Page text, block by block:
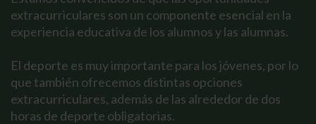
extracurriculares son un componente esencial en la
experiencia educativa de los alumnos y las alumnas.
El deporte es muy importante para los jóvenes, por lo
que también ofrecemos distintas opciones
extracurriculares, además de las alrededor de dos
horas de deporte obligatorias.